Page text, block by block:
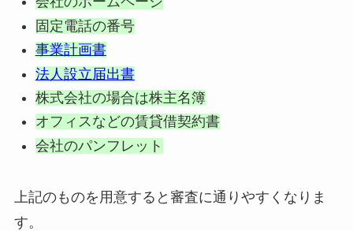
固定電話の番号
事業計画書
法人設立届出書
株式会社の場合は株主名簿
オフィスなどの賃貸借契約書
会社のパンフレット
上記のものを用意すると審査に通りやすくなりま
す。